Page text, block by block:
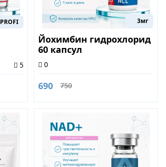
PROFI
5
3мг
Йохимбин гидрохлорид
60 капсул
0
690 750